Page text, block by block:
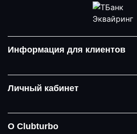
Информация для клиентов
Личный кабинет
О Clubturbo